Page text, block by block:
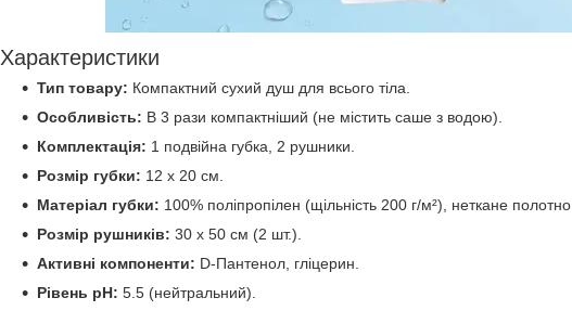
Характеристики
Тип товару: Компактний сухий душ для всього тіла.
Особливість: В 3 рази компактніший (не містить саше з водою).
Комплектація: 1 подвійна губка, 2 рушники.
Розмір губки: 12 х 20 см.
Матеріал губки: 100% поліпропілен (щільність 200 г/м²), неткане полотно.
Розмір рушників: 30 х 50 см (2 шт.).
Активні компоненти: D-Пантенол, гліцерин.
Рівень pH: 5.5 (нейтральний).